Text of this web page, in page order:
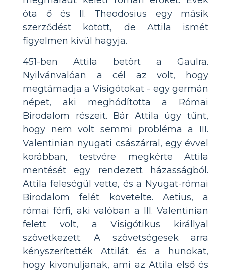
óta ő és II. Theodosius egy másik
szerződést kötött, de Attila ismét
figyelmen kívül hagyja.
451-ben Attila betört a Gaulra.
Nyilvánvalóan a cél az volt, hogy
megtámadja a Visigótokat - egy germán
népet, aki meghódította a Római
Birodalom részeit. Bár Attila úgy tűnt,
hogy nem volt semmi probléma a III.
Valentinian nyugati császárral, egy évvel
korábban, testvére megkérte Attila
mentését egy rendezett házasságból.
Attila feleségül vette, és a Nyugat-római
Birodalom felét követelte. Aetius, a
római férfi, aki valóban a III. Valentinian
felett volt, a Visigótikus királlyal
szövetkezett. A szövetségesek arra
kényszerítették Attilát és a hunokat,
hogy kivonuljanak, ami az Attila első és